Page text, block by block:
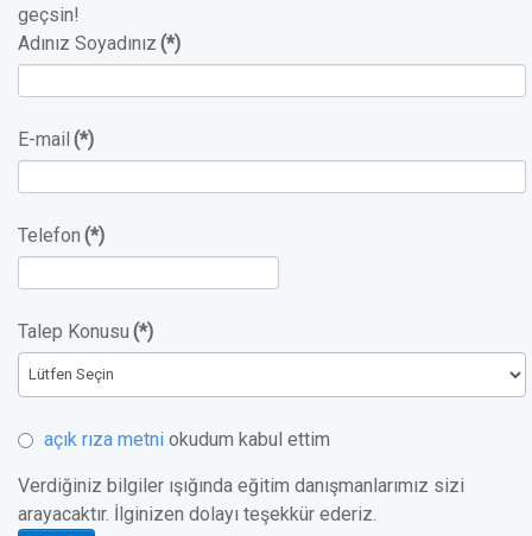
geçsin!
Adınız Soyadınız (*)
E-mail (*)
Telefon (*)
Talep Konusu (*)
açık rıza metni okudum kabul ettim
Verdiğiniz bilgiler ışığında eğitim danışmanlarımız sizi
arayacaktır. İlginizen dolayı teşekkür ederiz.